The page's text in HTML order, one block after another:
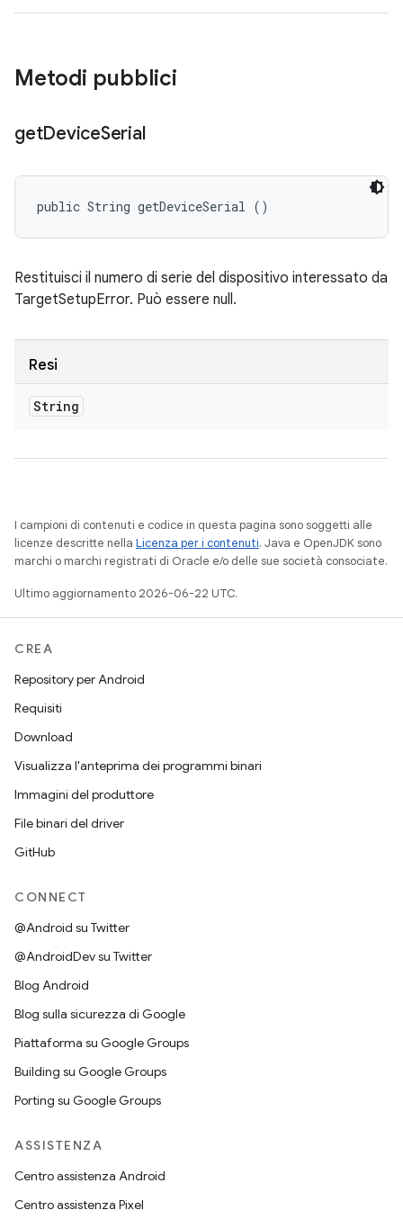
Metodi pubblici
getDeviceSerial
public String getDeviceSerial ()
Restituisci il numero di serie del dispositivo interessato da
TargetSetupError. Può essere null.
Resi
String
I campioni di contenuti e codice in questa pagina sono soggetti alle
licenze descritte nella Licenza per i contenuti. Java e OpenJDK sono
marchi o marchi registrati di Oracle e/o delle sue società consociate.
Ultimo aggiornamento 2026-06-22 UTC.
CREA
Repository per Android
Requisiti
Download
Visualizza l'anteprima dei programmi binari
Immagini del produttore
File binari del driver
GitHub
CONNECT
@Android su Twitter
@AndroidDev su Twitter
Blog Android
Blog sulla sicurezza di Google
Piattaforma su Google Groups
Building su Google Groups
Porting su Google Groups
ASSISTENZA
Centro assistenza Android
Centro assistenza Pixel